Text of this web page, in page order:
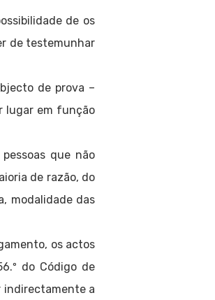
de os
de testemunhar
de prova –
lugar em função
que não
de razão, do
modalidade das
os actos
do Código de
indirectamente a